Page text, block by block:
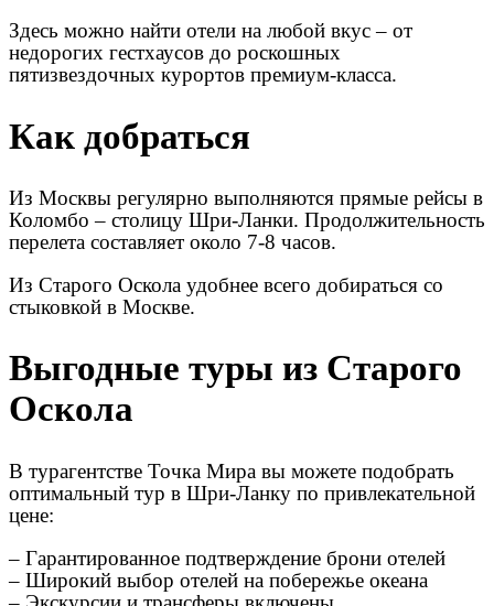
Здесь можно найти отели на любой вкус – от
недорогих гестхаусов до роскошных
пятизвездочных курортов премиум-класса.
Как добраться
Из Москвы регулярно выполняются прямые рейсы в
Коломбо – столицу Шри-Ланки. Продолжительность
перелета составляет около 7-8 часов.
Из Старого Оскола удобнее всего добираться со
стыковкой в Москве.
Выгодные туры из Старого
Оскола
В турагентстве Точка Мира вы можете подобрать
оптимальный тур в Шри-Ланку по привлекательной
цене:
– Гарантированное подтверждение брони отелей
– Широкий выбор отелей на побережье океана